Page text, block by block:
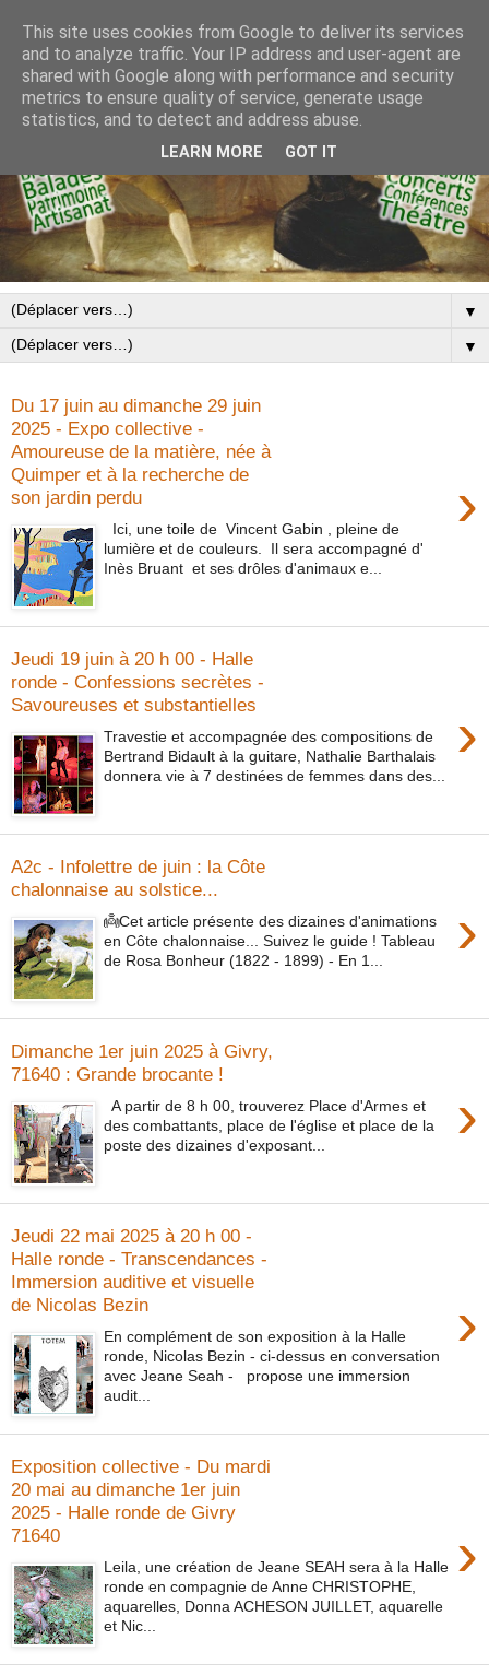
▼
▼
Du 17 juin au dimanche 29 juin
2025 - Expo collective -
Amoureuse de la matière, née à
Quimper et à la recherche de
son jardin perdu
›
Ici, une toile de Vincent Gabin , pleine de
lumière et de couleurs. Il sera accompagné d'
Inès Bruant et ses drôles d'animaux e...
Jeudi 19 juin à 20 h 00 - Halle
ronde - Confessions secrètes -
Savoureuses et substantielles
›
Travestie et accompagnée des compositions de
Bertrand Bidault à la guitare, Nathalie Barthalais
donnera vie à 7 destinées de femmes dans des...
A2c - Infolettre de juin : la Côte
chalonnaise au solstice...
›
👼Cet article présente des dizaines d'animations
en Côte chalonnaise... Suivez le guide ! Tableau
de Rosa Bonheur (1822 - 1899) - En 1...
Dimanche 1er juin 2025 à Givry,
71640 : Grande brocante !
›
A partir de 8 h 00, trouverez Place d'Armes et
des combattants, place de l'église et place de la
poste des dizaines d'exposant...
Jeudi 22 mai 2025 à 20 h 00 -
Halle ronde - Transcendances -
Immersion auditive et visuelle
de Nicolas Bezin
›
En complément de son exposition à la Halle
ronde, Nicolas Bezin - ci-dessus en conversation
avec Jeane Seah - propose une immersion
audit...
Exposition collective - Du mardi
20 mai au dimanche 1er juin
2025 - Halle ronde de Givry
71640
›
Leila, une création de Jeane SEAH sera à la Halle
ronde en compagnie de Anne CHRISTOPHE,
aquarelles, Donna ACHESON JUILLET, aquarelle
et Nic...
This site uses cookies from Google to deliver its services
and to analyze traffic. Your IP address and user-agent are
shared with Google along with performance and security
metrics to ensure quality of service, generate usage
statistics, and to detect and address abuse.
LEARN MORE GOT IT